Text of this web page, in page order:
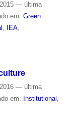
— última
em: Green
, IEA,
— última
em: Institutional ,